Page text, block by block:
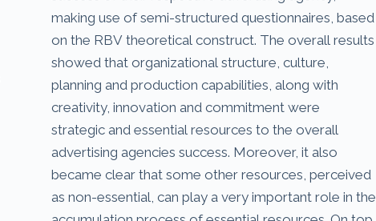
making use of semi-structured questionnaires, based
on the RBV theoretical construct. The overall results
showed that organizational structure, culture,
planning and production capabilities, along with
creativity, innovation and commitment were
strategic and essential resources to the overall
advertising agencies success. Moreover, it also
became clear that some other resources, perceived
as non-essential, can play a very important role in the